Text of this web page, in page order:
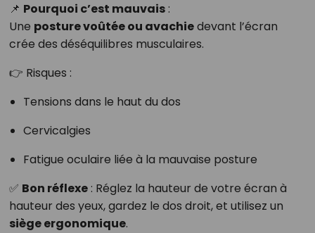
📌 Pourquoi c’est mauvais:
Une posture voûtée ou avachiedevant l’écran
crée des déséquilibres musculaires.
👉 Risques :
Tensions dans le haut du dos
Cervicalgies
Fatigue oculaire liée à la mauvaise posture
✅ Bon réflexe: Réglez la hauteur de votre écran à
hauteur des yeux, gardez le dos droit, et utilisez un
siège ergonomique.